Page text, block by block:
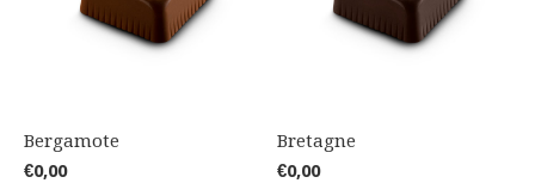
Bergamote
€0,00
Bretagne
€0,00